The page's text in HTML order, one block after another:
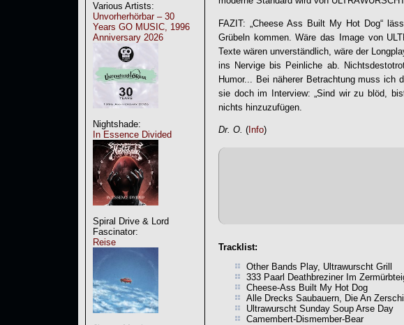
Various Artists:
Unvorherhörbar – 30
Years GO MUSIC, 1996
Anniversary 2026
Nightshade:
In Essence Divided
Spiral Drive & Lord
Fascinator:
Reise
FAZIT: „Cheese Ass Built My Hot Dog“
Grübeln kommen. Wäre das Image von
Texte wären unverständlich, wäre der
ins Nervige bis Peinliche ab.
Humor... Bei näherer Betrachtung muss ich
sie doch im Interview: „Sind wir zu blöd,
nichts hinzuzufügen.
Dr. O. (Info)
Tracklist:
Other Bands Play, Ultrawurscht Grill
333 Paarl Deathbreziner Im
Cheese-Ass Built My Hot Dog
Alle Drecks Saubauern, Die An
Ultrawurscht Sunday Soup Arse Day
Camembert-Dismember-Bear